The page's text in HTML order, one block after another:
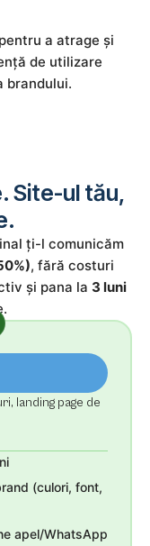
a atrage și
de utilizare
brandului.
Site-ul tău,
ți-l comunicăm
, fără costuri
și pana la 3 luni
landing page de
(culori, font,
apel/WhatsApp